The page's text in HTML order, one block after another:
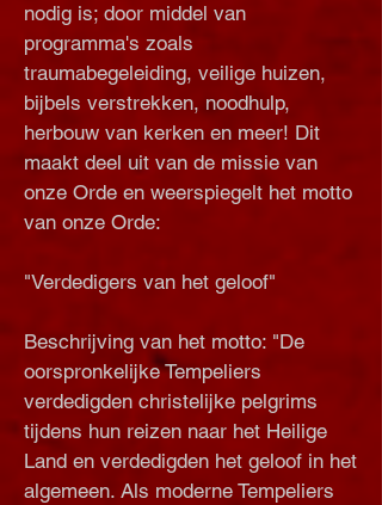
nodig is; door middel van
programma's zoals
traumabegeleiding, veilige huizen,
bijbels verstrekken, noodhulp,
herbouw van kerken en meer! Dit
maakt deel uit van de missie van
onze Orde en weerspiegelt het motto
van onze Orde:
"Verdedigers van het geloof"
Beschrijving van het motto: "De
oorspronkelijke Tempeliers
verdedigden christelijke pelgrims
tijdens hun reizen naar het Heilige
Land en verdedigden het geloof in het
algemeen. Als moderne Tempeliers